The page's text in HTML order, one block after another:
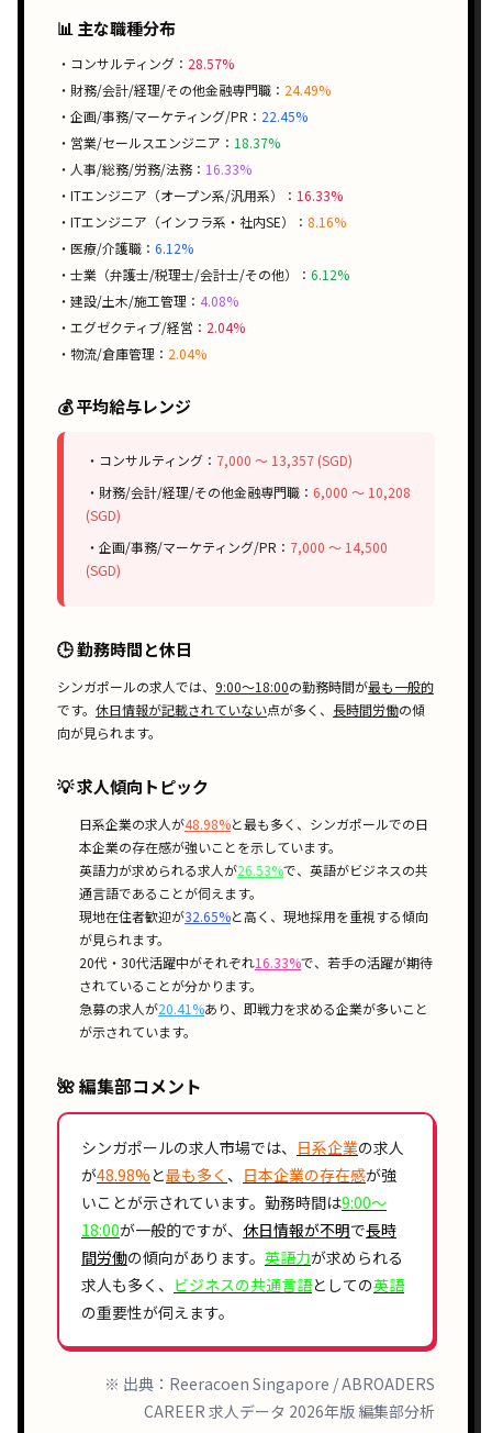
📊 主な職種分布
・コンサルティング： 28.57%
・財務/会計/経理/その他金融専門職： 24.49%
・企画/事務/マーケティング/PR： 22.45%
・営業/セールスエンジニア： 18.37%
・人事/総務/労務/法務： 16.33%
・ITエンジニア（オープン系/汎用系）： 16.33%
・ITエンジニア（インフラ系・社内SE）： 8.16%
・医療/介護職： 6.12%
・士業（弁護士/税理士/会計士/その他）： 6.12%
・建設/土木/施工管理： 4.08%
・エグゼクティブ/経営： 2.04%
・物流/倉庫管理： 2.04%
💰 平均給与レンジ
・コンサルティング： 7,000 〜 13,357 (SGD)
・財務/会計/経理/その他金融専門職： 6,000 〜 10,208
(SGD)
・企画/事務/マーケティング/PR： 7,000 〜 14,500
(SGD)
🕒 勤務時間と休日
シンガポールの求人では、 9:00〜18:00の勤務時間が最も一般的
です。 休日情報が記載されていない点が多く、 長時間労働の傾
向が見られます。
💡 求人傾向トピック
日系企業の求人が48.98%と最も多く、シンガポールでの日
本企業の存在感が強いことを示しています。
英語力が求められる求人が26.53%で、 英語がビジネスの共
通言語であることが伺えます。
現地在住者歓迎が32.65%と高く、 現地採用を重視する傾向
が見られます。
20代・30代活躍中がそれぞれ16.33%で、 若手の活躍が期待
されていることが分かります。
急募の求人が20.41%あり、 即戦力を求める企業が多いこと
が示されています。
🌺 編集部コメント
シンガポールの求人市場では、 日系企業の求人
が48.98%と最も多く 、 日本企業の存在感が強
いことが示されています。勤務時間は9:00〜
18:00が一般的ですが、 休日情報が不明で長時
間労働の傾向があります。 英語力が求められる
求人も多く、 ビジネスの共通言語としての英語
の重要性が伺えます。
※ 出典：Reeracoen Singapore / ABROADERS
CAREER 求人データ 2026年版 編集部分析